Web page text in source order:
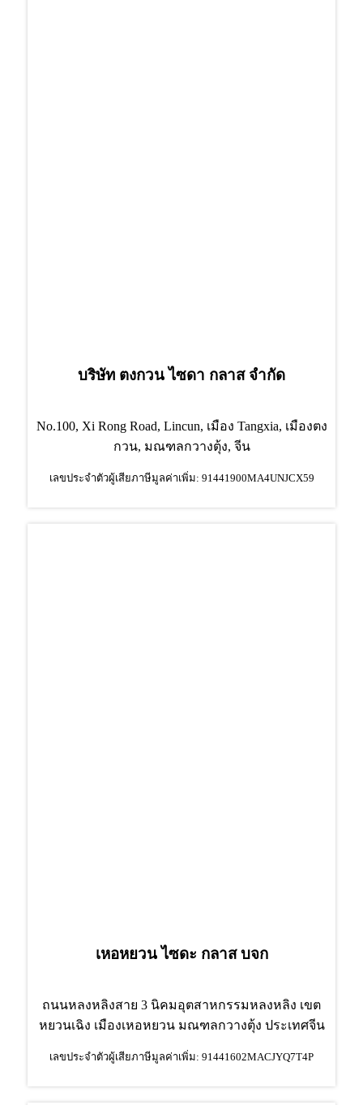
บริษัท ตงกวน ไซดา กลาส จำกัด
No.100, Xi Rong Road, Lincun, เมือง Tangxia, เมืองตง
กวน, มณฑลกวางตุ้ง, จีน
เลขประจำตัวผู้เสียภาษีมูลค่าเพิ่ม: 91441900MA4UNJCX59
เหอหยวน ไซดะ กลาส บจก
ถนนหลงหลิงสาย 3 นิคมอุตสาหกรรมหลงหลิง เขต
หยวนเฉิง เมืองเหอหยวน มณฑลกวางตุ้ง ประเทศจีน
เลขประจำตัวผู้เสียภาษีมูลค่าเพิ่ม: 91441602MACJYQ7T4P